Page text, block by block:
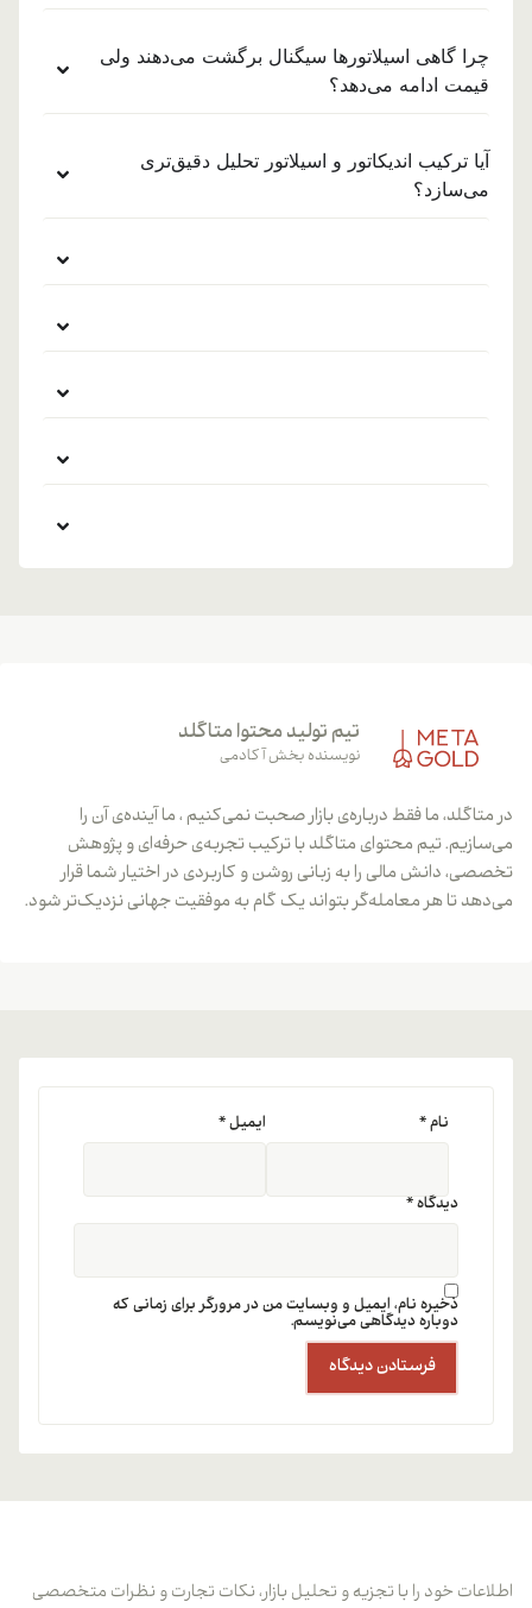
چرا گاهی اسیلاتورها سیگنال برگشت می‌دهند ولی
قیمت ادامه می‌دهد؟
آیا ترکیب اندیکاتور و اسیلاتور تحلیل دقیق‌تری
می‌سازد؟
تیم تولید محتوا متاگلد
نویسنده بخش آکادمی
در متاگلد، ما فقط درباره‌ی بازار صحبت نمی‌کنیم ، ما آینده‌ی آن را
می‌سازیم. تیم محتوای متاگلد با ترکیب تجربه‌ی حرفه‌ای و پژوهش
تخصصی، دانش مالی را به زبانی روشن و کاربردی در اختیار شما قرار
می‌دهد تا هر معامله‌گر بتواند یک گام به موفقیت جهانی نزدیک‌تر شود.
دیدگاه*
نام* ایمیل*
ذخیره نام، ایمیل و وبسایت من در مرورگر برای زمانی که
دوباره دیدگاهی می‌نویسم.
اطلاعات خود را با تجزیه و تحلیل بازار، نکات تجارت و نظرات متخصصی